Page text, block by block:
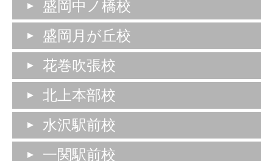
盛岡中ノ橋校
盛岡月が丘校
花巻吹張校
北上本部校
水沢駅前校
一関駅前校